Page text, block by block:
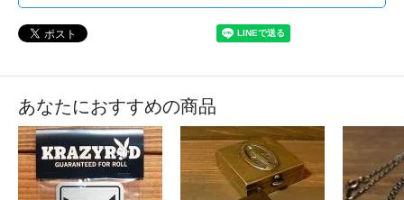
あなたにおすすめの商品